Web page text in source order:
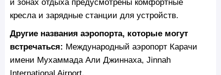
кресла и зарядные станции для устройств.
Другие названия аэропорта, которые могут
встречаться: Международный аэропорт Карачи
имени Мухаммада Али Джиннаха, Jinnah